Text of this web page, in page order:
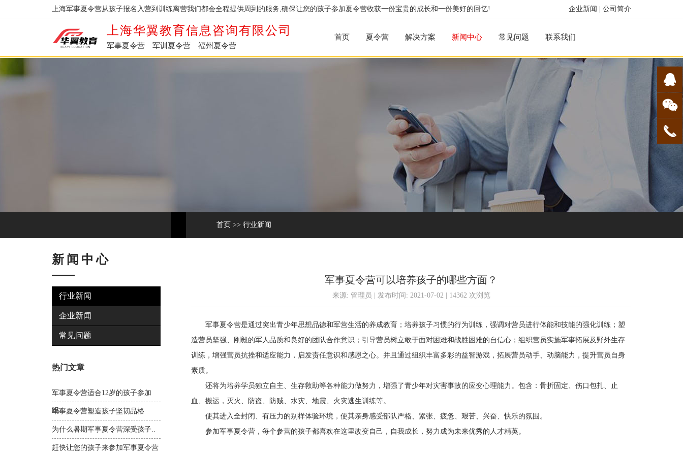
企业新闻 公司简介
上海军事夏令营从孩子报名入营到训练离营我们都会全程提供周到的服务,确保让您的孩子参加夏令营收获一份宝贵的成长和一份美好的回忆!
上海华翼教育信息咨询有限公司
军事夏令营 军训夏令营 福州夏令营
首页 夏令营 解决方案 新闻中心 常见问题 联系我们
首页 >> 行业新闻
新闻中心
行业新闻
企业新闻
常见问题
热门文章
军事夏令营适合12岁的孩子参加
吗?
军事夏令营塑造孩子坚韧品格
为什么暑期军事夏令营深受孩子..
赶快让您的孩子来参加军事夏令营
军事夏令营可以培养孩子的哪些方面？
来源: 管理员 | 发布时间: 2021-07-02 | 14362 次浏览
军事夏令营是通过突出青少年思想品德和军营生活的养成教育；培养孩子习惯的行为训练，强调对营员进行体能和技能的强化训练；塑
造营员坚强、刚毅的军人品质和良好的团队合作意识；引导营员树立敢于面对困难和战胜困难的自信心；组织营员实施军事拓展及野外生存
训练，增强营员抗挫和适应能力，启发责任意识和感恩之心。并且通过组织丰富多彩的益智游戏，拓展营员动手、动脑能力，提升营员自身
素质。
还将为培养学员独立自主、生存救助等各种能力做努力，增强了青少年对灾害事故的应变心理能力。包含：骨折固定、伤口包扎、止
血、搬运，灭火、防盗、防贼、水灾、地震、火灾逃生训练等。
使其进入全封闭、有压力的别样体验环境，使其亲身感受部队严格、紧张、疲惫、艰苦、兴奋、快乐的氛围。
参加军事夏令营，每个参营的孩子都喜欢在这里改变自己，自我成长，努力成为未来优秀的人才精英。